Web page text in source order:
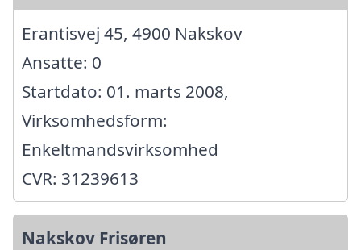
Erantisvej 45, 4900 Nakskov
Ansatte: 0
Startdato: 01. marts 2008,
Virksomhedsform:
Enkeltmandsvirksomhed
CVR: 31239613
Nakskov Frisøren